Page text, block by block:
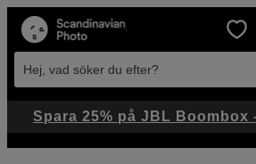
Hej, vad söker du efter?
Spara 25% på JBL Boombox